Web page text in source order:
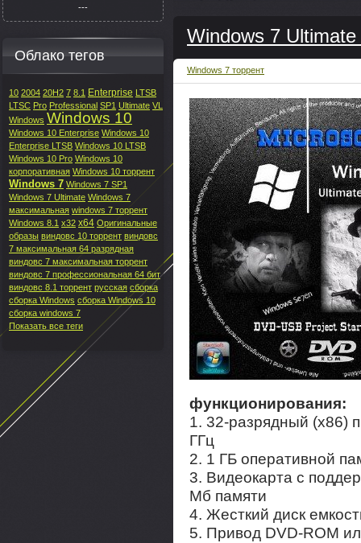
Windows 7
Windows 7 торрент
функционирования:
1. 32-разрядный (х86)
ГГц
2. 1 ГБ оперативной
3. Видеокарта с
Мб памяти
4. Жесткий диск
5. Привод DVD-ROM
---
Облако тегов
10 2004 20H2 7 8.1 Enterprise LTSB
LTSC Pro Professional SP1 Ultimate VL
Windows Windows 10
Windows 10 Enterprise Windows 10
Enterprise LTSB Windows 10 LTSB
Windows 10 Pro Windows 10
корпоративная Windows 10 торрент
Windows 7 Windows 7 SP1
Windows 7 Ultimate Windows 7
максимальная windows 7 торрент
Windows 8.1 x32 x64 Оригинальные
образы виндовс 10 торрент виндовс
7 максимальная 64 разрядная
виндовс 7 максимальная торрент
виндовс 7 профессиональная 64 бит
виндовс 8.1 торрент русская сборка
сборка Windows сборка Windows 10
сборка windows 7
Показать все теги